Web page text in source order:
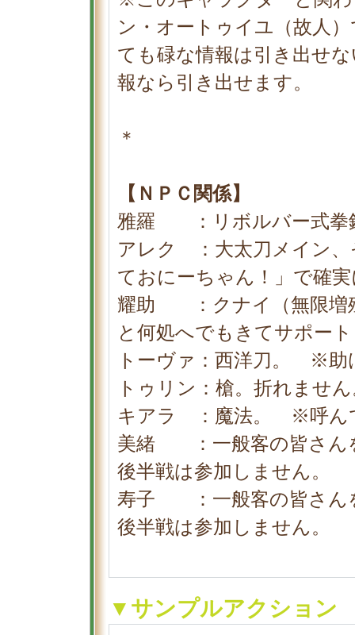
ン・オートゥイユ（故人
ても碌な情報は引き出せ
報なら引き出せます。
＊
【ＮＰＣ関係】
雅羅 ：リボルバー式拳
アレク ：大太刀メイン
ておにーちゃん！」で確
耀助 ：クナイ（無限増
と何処へでもきてサポー
トーヴァ：西洋刀。 ※助
トゥリン：槍。折れませ
キアラ ：魔法。 ※呼ん
美緒 ：一般客の皆さん
後半戦は参加しません。
寿子 ：一般客の皆さん
後半戦は参加しません。
▼サンプルアクション